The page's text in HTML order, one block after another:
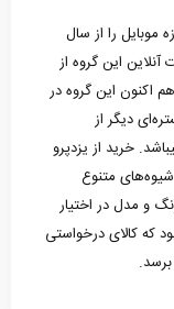
موبایل را از سال
این گروه از
هم اکنون این گروه در
دیگر از
خرید از یزدپرو
متنوع
و مدل در اختیار
که کالای درخواستی